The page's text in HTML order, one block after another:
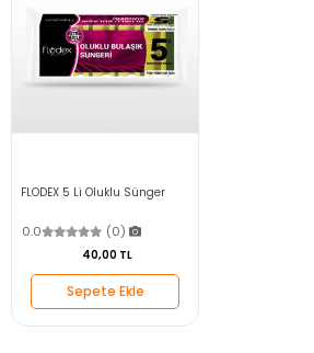
FLODEX 5 Li Oluklu Sünger
0.0 (0)
40,00 TL
Sepete Ekle